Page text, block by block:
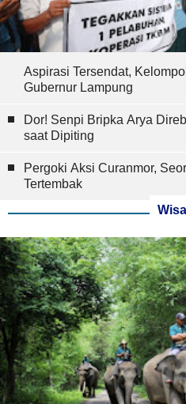
Aspirasi Tersendat,
Gubernur Lampung
Dor! Senpi Bripka Arya
saat Dipiting
Pergoki Aksi Curanmor,
Tertembak